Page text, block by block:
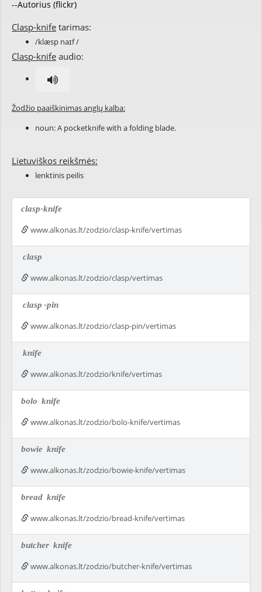
--Autorius (flickr)
Clasp-knife tarimas:
/klæsp naɪf /
Clasp-knife audio:
Žodžio paaiškinimas anglų kalba:
noun: A pocketknife with a folding blade.
Lietuviškos reikšmės:
lenktinis peilis
clasp-knife
www.alkonas.lt/zodzio/clasp-knife/vertimas
clasp
www.alkonas.lt/zodzio/clasp/vertimas
clasp -pin
www.alkonas.lt/zodzio/clasp-pin/vertimas
knife
www.alkonas.lt/zodzio/knife/vertimas
bolo knife
www.alkonas.lt/zodzio/bolo-knife/vertimas
bowie knife
www.alkonas.lt/zodzio/bowie-knife/vertimas
bread knife
www.alkonas.lt/zodzio/bread-knife/vertimas
butcher knife
www.alkonas.lt/zodzio/butcher-knife/vertimas